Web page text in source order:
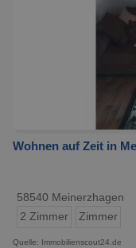
Wohnen auf Zeit in
58540 Meinerzhagen
2 Zimmer
Zimmer
Quelle: Immobilienscout24.de